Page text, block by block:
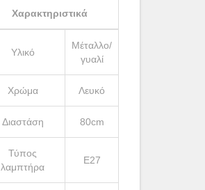
Χαρακτηριστικά
Υλικό
Μέταλλο/
γυαλί
Χρώμα Λευκό
Διαστάση 80cm
Τύπος
λαμπτήρα
Ε27